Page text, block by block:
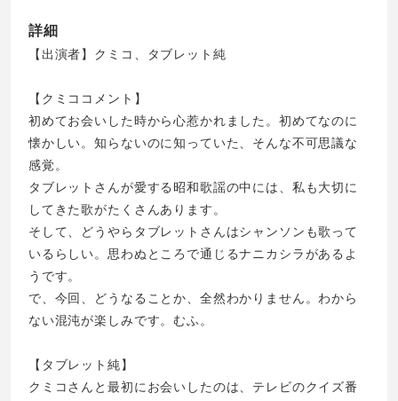
詳細
【出演者】クミコ、タブレット純
【クミココメント】
初めてお会いした時から心惹かれました。初めてなのに
懐かしい。知らないのに知っていた、そんな不可思議な
感覚。
タブレットさんが愛する昭和歌謡の中には、私も大切に
してきた歌がたくさんあります。
そして、どうやらタブレットさんはシャンソンも歌って
いるらしい。思わぬところで通じるナニカシラがあるよ
うです。
で、今回、どうなることか、全然わかりません。わから
ない混沌が楽しみです。むふ。
【タブレット純】
クミコさんと最初にお会いしたのは、テレビのクイズ番